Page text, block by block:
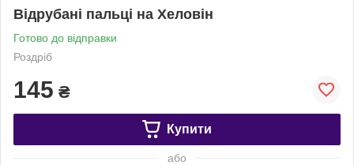
Відрубані пальці на Хеловін
Готово до відправки
Роздріб
145 ₴
Купити
або